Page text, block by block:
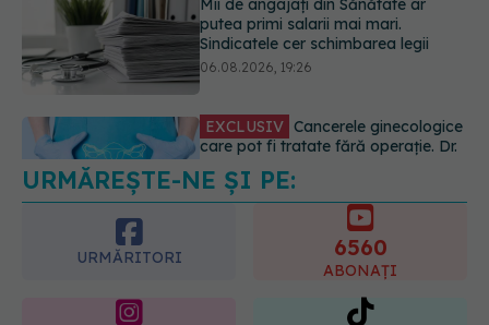
care pot fi tratate fără operație. Dr.
Sorin Bogdan (SANADOR): Chirurgia
este indicată doar punctual, pentru
anumite categorii de paciente
EXCLUSIV Brahiterapie vs
radioterapie externă în cancerul
ginecologic. Dr. Sorin Bogdan
(SANADOR) explică diferența și
cum acționează tratamentul
URMĂREȘTE-NE ȘI PE:
URMĂRITORI 6560
ABONAȚI
URMĂRITORI
1401
URMĂRITORI